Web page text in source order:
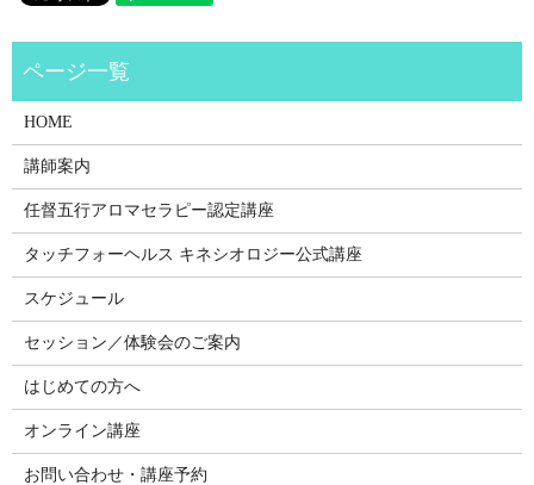
HOME
講師案内
任督五行アロマセラピー認定講座
タッチフォーヘルス キネシオロジー公式講座
スケジュール
セッション／体験会のご案内
はじめての方へ
オンライン講座
お問い合わせ・講座予約